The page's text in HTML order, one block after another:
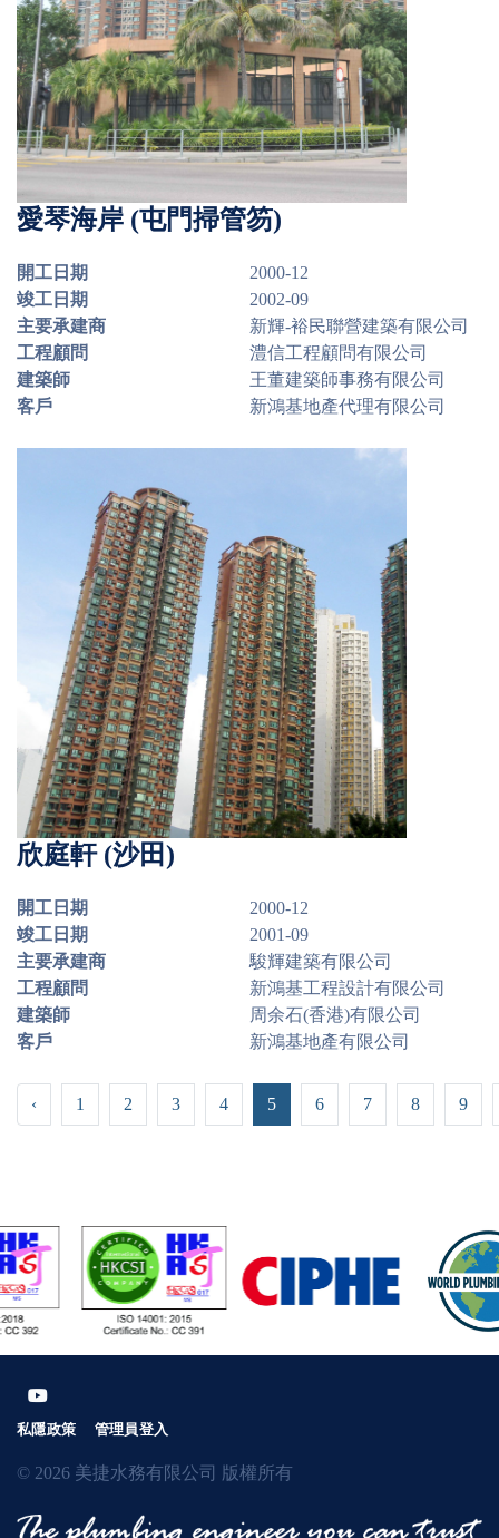
愛琴海岸 (屯門掃管笏)
開工日期
2000-12
竣工日期
2002-09
主要承建商
新輝-裕民聯營建築有限公司
工程顧問
澧信工程顧問有限公司
建築師
王董建築師事務有限公司
客戶
新鴻基地產代理有限公司
欣庭軒 (沙田)
開工日期
2000-12
竣工日期
2001-09
主要承建商
駿輝建築有限公司
工程顧問
新鴻基工程設計有限公司
建築師
周余石(香港)有限公司
客戶
新鴻基地產有限公司
‹ 1 2 3 4 5 6 7 8 9
私隱政策 管理員登入
© 2026 美捷水務有限公司 版權所有